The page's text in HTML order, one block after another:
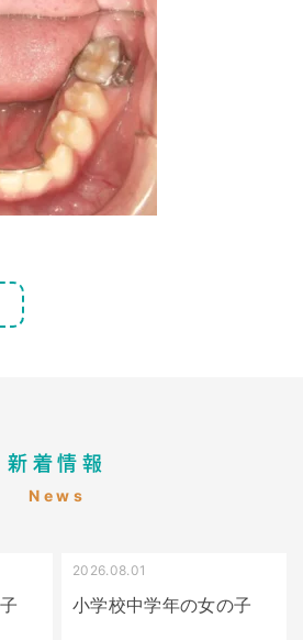
新着情報
News
る） 2026.08.01
小学校中学年の女の子